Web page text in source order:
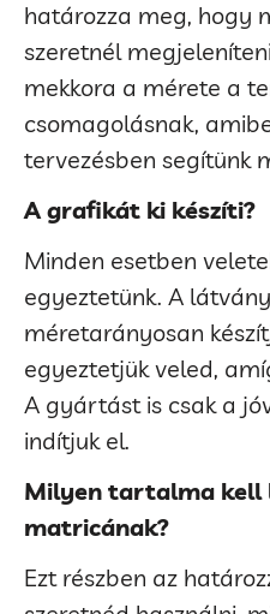
határozza meg, hogy
szeretnél
mekkora a mérete a
csomagolásnak,
tervezésben segítünk
A grafikát ki készíti?
Minden esetben
egyeztetünk. A
méretarányosan
egyeztetjük veled,
A gyártást is csak a
indítjuk el.
Milyen tartalma kell
matricának?
Ezt részben az